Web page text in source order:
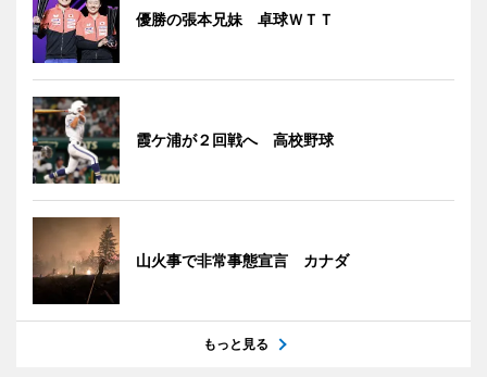
優勝の張本兄妹 卓球ＷＴＴ
霞ケ浦が２回戦へ 高校野球
山火事で非常事態宣言 カナダ
もっと見る